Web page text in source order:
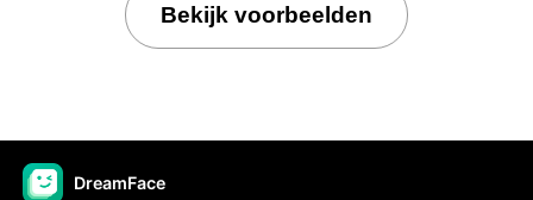
Bekijk voorbeelden
DreamFace